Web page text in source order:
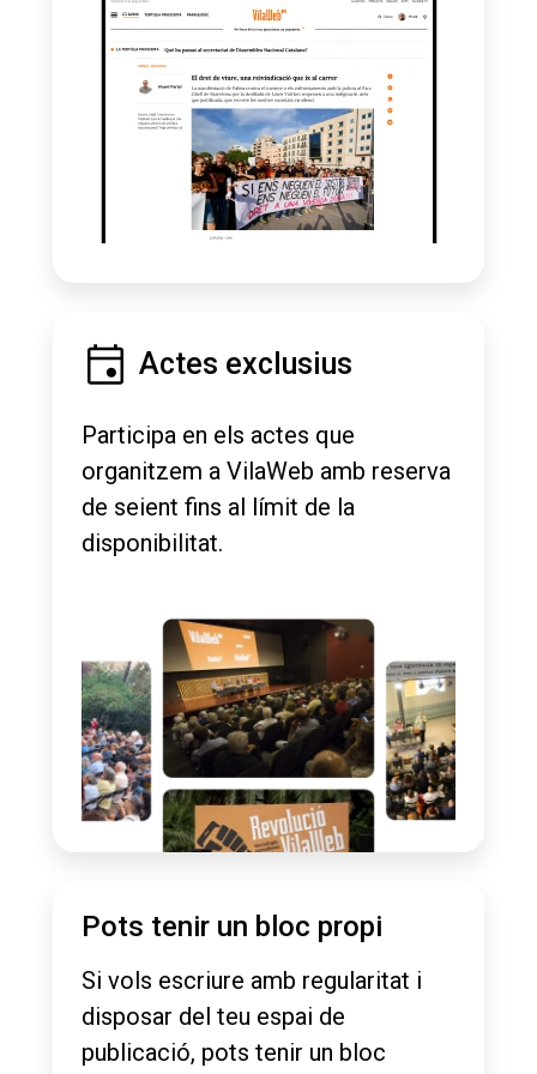
Actes exclusius
Participa en els actes que
organitzem a VilaWeb amb reserva
de seient fins al límit de la
disponibilitat.
Pots tenir un bloc propi
Si vols escriure amb regularitat i
disposar del teu espai de
publicació, pots tenir un bloc